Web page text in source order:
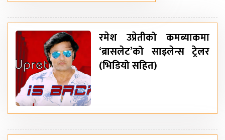
रमेश उप्रेतीको कमब्याकमा
‘ब्रासलेट’को साइलेन्स ट्रेलर
(भिडियो सहित)